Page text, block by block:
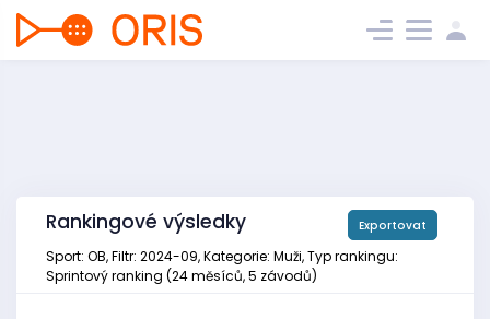
Rankingové výsledky Exportovat
Sport: OB, Filtr: 2024-09, Kategorie: Muži, Typ rankingu:
Sprintový ranking (24 měsíců, 5 závodů)